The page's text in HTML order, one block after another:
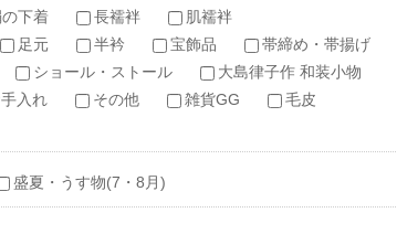
下着 長襦袢
肌襦袢
足元 半衿 宝飾品
帯締め・帯揚げ
ショール・ストール
大島律子作 和装小物
入れ その他 雑貨GG
毛皮
盛夏・うす物(7・8月)